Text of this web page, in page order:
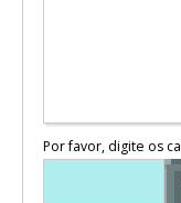
Por favor, digite os